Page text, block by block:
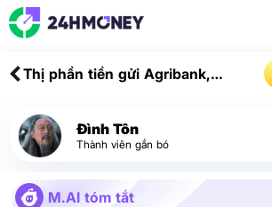
Thị phần tiền gửi Agribank,
giảm: Ngân hàng nào đã lấp đầy
khoảng trống?
Đình Tôn
Thành viên gắn bó
M.AI tóm tắt